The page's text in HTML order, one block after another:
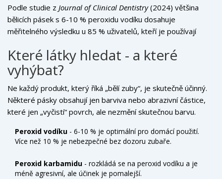
způsobují tmavší barvu. Není to bělení, které změní barvu
zubů na bílou jako sníh - ale obvykle zlepší odstín o 1 až 3
odstíny za 7 až 14 dní.
Podle studie z Journal of Clinical Dentistry(2024) většina
bělicích pásek s 6-10 % peroxidu vodíku dosahuje
měřitelného výsledku u 85 % uživatelů, kteří je používají
čaje, tabáku nebo antibiotik jako tetracyklin, pásky pomohou
jen částečně. V těchto případech potřebujete profesionální
bělení.
Které látky hledat - a které
vyhýbat?
Ne každý produkt, který říká „bělí zuby“, je skutečně účinný.
Některé pásky obsahují jen barviva nebo abrazivní částice,
které jen „vyčistí“ povrch, ale nezmění skutečnou barvu.
Peroxid vodíku - 6-10 % je optimální pro domácí použití.
Více než 10 % je nebezpečné bez dozoru zubaře.
Peroxid karbamidu - rozkládá se na peroxid vodíku a je
méně agresivní, ale účinek je pomalejší.